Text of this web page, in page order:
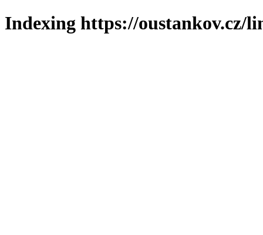
Indexing https://oustankov.cz/